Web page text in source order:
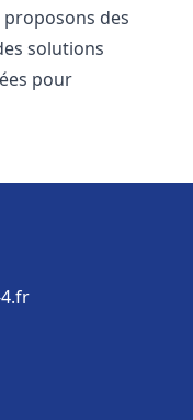
des
solutions
pour